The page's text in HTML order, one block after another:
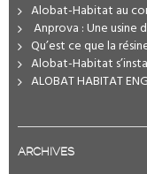
Alobat-Habitat au
Anprova : Une
Qu’est ce que la
Alobat-Habitat
ALOBAT HABITAT
ARCHIVES